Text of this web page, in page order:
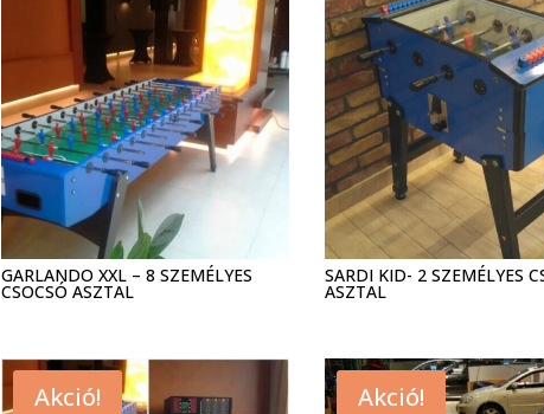
GARLANDO XXL – 8 SZEMÉLYES
CSOCSÓ ASZTAL
SARDI KID- 2 SZEMÉLYES
ASZTAL
Akció! Akció!